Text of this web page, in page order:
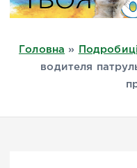
Головна » Подробиці
водителя